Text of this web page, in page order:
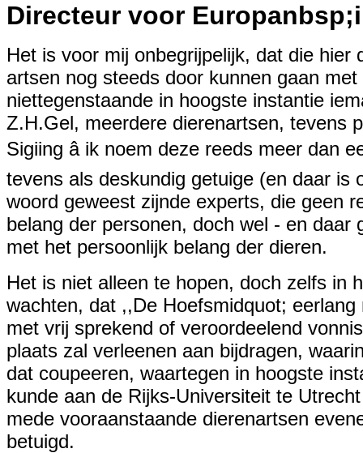
Directeur voor
Het is voor mij onbegrijpelijk, dat die hier
artsen nog steeds door kunnen gaan
niettegenstaande in hoogste instantie
Z.H.Gel, meerdere dierenartsen, tevens
Sigiing â ik noem deze reeds meer dan
tevens als deskundig getuige (en daar is
woord geweest zijnde experts, die geen
belang der personen, doch wel - en daar
met het persoonlijk belang der dieren.
Het is niet alleen te hopen, doch zelfs in
wachten, dat ,,De Hoefsmidquot;
met vrij sprekend of veroordeelend
plaats zal verleenen aan bijdragen,
dat coupeeren, waartegen in hoogste
kunde aan de Rijks-Universiteit te
mede vooraanstaande dierenartsen
betuigd.